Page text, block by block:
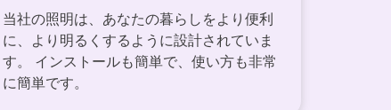
当社の照明は、あなたの暮らしをより便利
に、より明るくするように設計されていま
す。 インストールも簡単で、使い方も非常
に簡単です。